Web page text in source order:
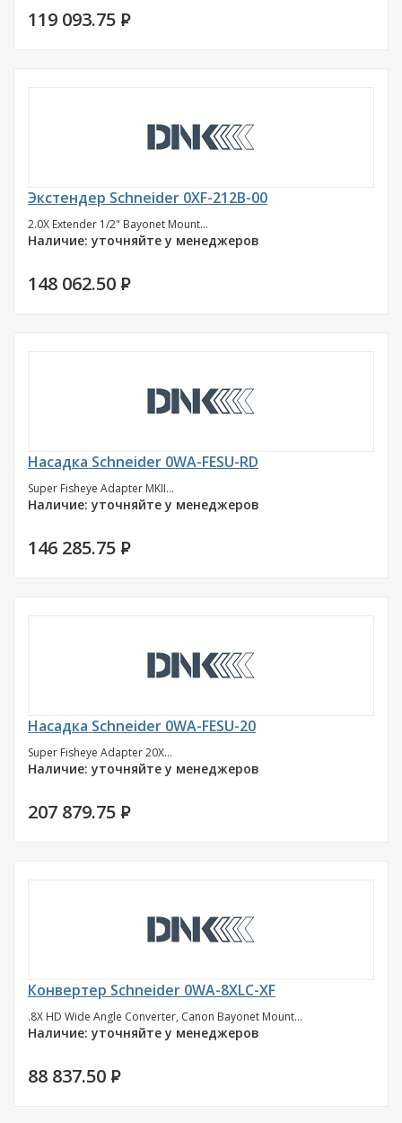
119 093.75 P
Экстендер Schneider 0XF-212B-00
2.0X Extender 1/2" Bayonet Mount...
Наличие: уточняйте у менеджеров
148 062.50 P
Насадка Schneider 0WA-FESU-RD
Super Fisheye Adapter MKII...
Наличие: уточняйте у менеджеров
146 285.75 P
Насадка Schneider 0WA-FESU-20
Super Fisheye Adapter 20X...
Наличие: уточняйте у менеджеров
207 879.75 P
Конвертер Schneider 0WA-8XLC-XF
.8X HD Wide Angle Converter, Canon Bayonet Mount...
Наличие: уточняйте у менеджеров
88 837.50 P